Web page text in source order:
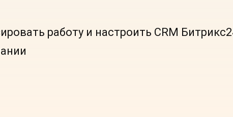
работу и настроить CRM